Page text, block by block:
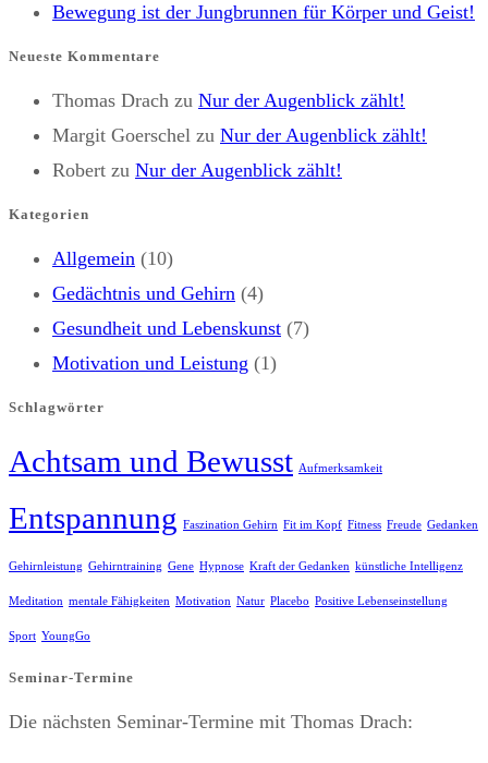
Bewegung ist der Jungbrunnen für Körper und Geist!
Neueste Kommentare
Thomas Drach zu Nur der Augenblick zählt!
Margit Goerschel zu Nur der Augenblick zählt!
Robert zu Nur der Augenblick zählt!
Kategorien
Allgemein (10)
Gedächtnis und Gehirn (4)
Gesundheit und Lebenskunst (7)
Motivation und Leistung (1)
Schlagwörter
Achtsam und Bewusst Aufmerksamkeit
Entspannung Faszination Gehirn Fit im Kopf Fitness Freude Gedanken
Gehirnleistung Gehirntraining Gene Hypnose Kraft der Gedanken künstliche Intelligenz
Meditation mentale Fähigkeiten Motivation Natur Placebo Positive Lebenseinstellung
Sport YoungGo
Seminar-Termine
Die nächsten Seminar-Termine mit Thomas Drach: